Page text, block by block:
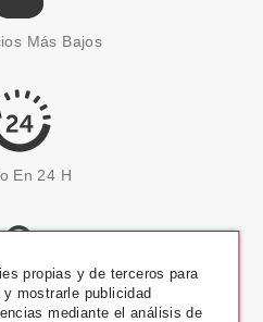
Más Bajos
En 24 H
Seguro
propias y de terceros para
mostrarle publicidad
mediante el análisis de